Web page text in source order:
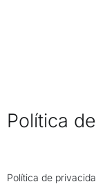
Política
Política de